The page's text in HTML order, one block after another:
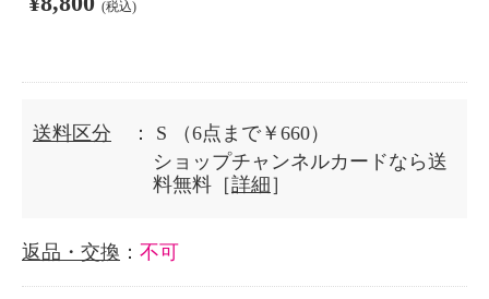
(税込)
送料区分 ： S
（6点まで￥660）
ショップチャンネルカードなら送
料無料［詳細 ］
返品・交換 ： 不可